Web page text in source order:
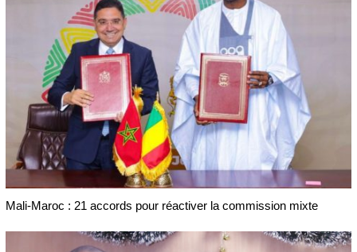
Mali-Maroc : 21 accords pour réactiver la commission mixte